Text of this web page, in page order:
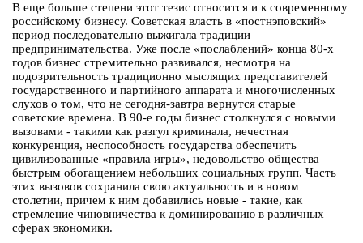
В еще больше степени этот тезис относится и к современному
российскому бизнесу. Советская власть в «постнэповский»
период последовательно выжигала традиции
предпринимательства. Уже после «послаблений» конца 80-х
годов бизнес стремительно развивался, несмотря на
подозрительность традиционно мыслящих представителей
государственного и партийного аппарата и многочисленных
слухов о том, что не сегодня-завтра вернутся старые
советские времена. В 90-е годы бизнес столкнулся с новыми
вызовами - такими как разгул криминала, нечестная
конкуренция, неспособность государства обеспечить
цивилизованные «правила игры», недовольство общества
быстрым обогащением небольших социальных групп. Часть
этих вызовов сохранила свою актуальность и в новом
столетии, причем к ним добавились новые - такие, как
стремление чиновничества к доминированию в различных
сферах экономики.